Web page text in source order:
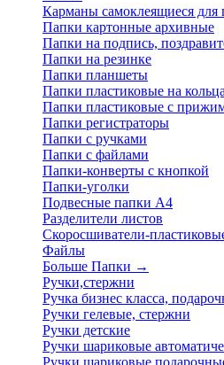
Карманы самоклеящиеся для
Папки картонные архивные
Папки на подпись,
Папки на резинке
Папки планшеты
Папки пластиковые на
Папки пластиковые с
Папки регистраторы
Папки с ручками
Папки с файлами
Папки-конверты с кнопкой
Папки-уголки
Подвесные папки А4
Разделители листов
Скоросшиватели-
Файлы
Больше Папки →
Ручки,стержни
Ручка бизнес класса,
Ручки гелевые, стержни
Ручки детские
Ручки шариковые
Ручки шариковые